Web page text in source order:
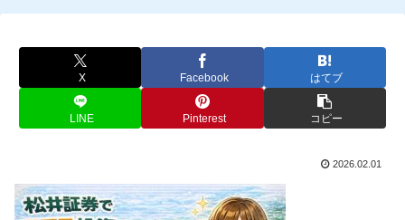
X Facebook はてブ
LINE Pinterest コピー
2026.02.01